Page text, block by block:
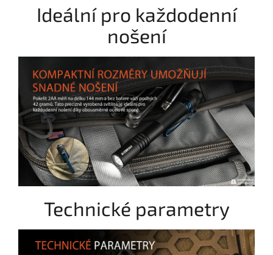
Ideální pro každodenní
nošení
Technické parametry